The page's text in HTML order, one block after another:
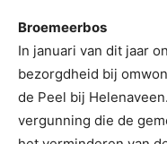
Broemeerbos
In januari van dit jaar
bezorgdheid bij
de Peel bij
vergunning die de